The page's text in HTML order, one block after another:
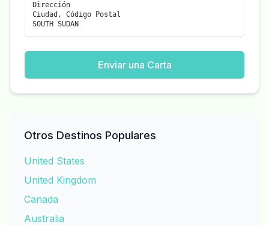
Dirección
Ciudad, Código Postal
SOUTH SUDAN
Enviar una Carta
Otros Destinos Populares
United States
United Kingdom
Canada
Australia